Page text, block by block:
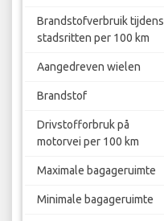
Brandstofverbruik tijdens
stadsritten per 100 km
Aangedreven wielen
Brandstof
Drivstofforbruk på
motorvei per 100 km
Maximale bagageruimte
Minimale bagageruimte